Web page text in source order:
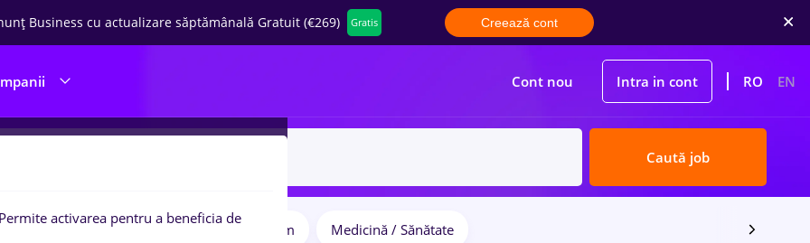
Business cu actualizare săptămânală Gratuit (€269) Gratis Creează cont
Cont nou Intra in cont RO EN
Caută job
IT / Telecom Medicină / Sănătate
Permite activarea pentru a beneficia de